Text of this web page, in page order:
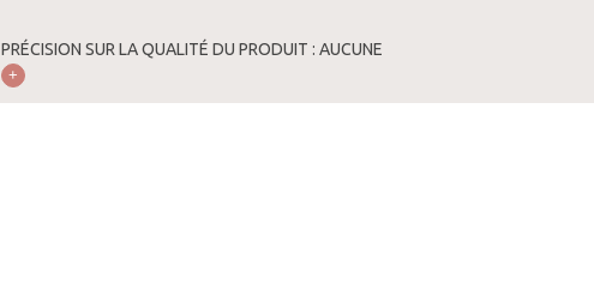
PRÉCISION SUR LA QUALITÉ DU PRODUIT : AUCUNE